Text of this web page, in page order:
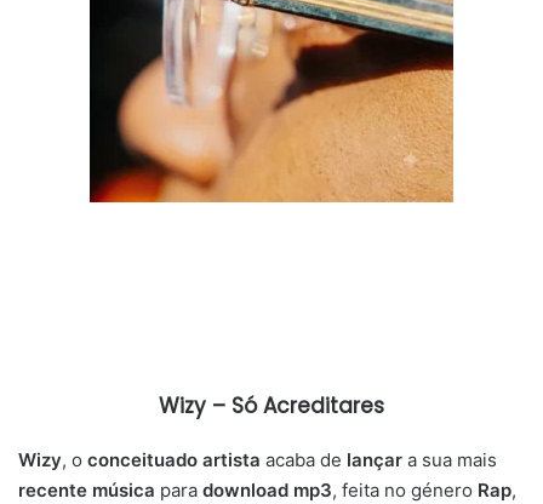
Wizy – Só Acreditares
Wizy, o conceituado artista acaba de lançar a sua mais
recente música para download mp3, feita no género Rap,